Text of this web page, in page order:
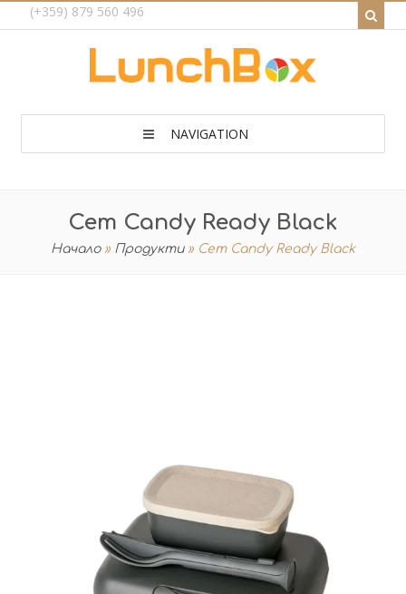
(+359) 879 560 496
NAVIGATION
Сет Candy Ready Black
Начало » Продукти » Сет Candy Ready Black